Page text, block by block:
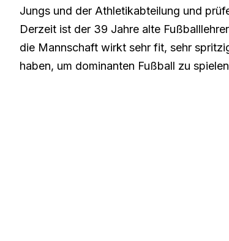
Jungs und der Athletikabteilung und
Derzeit ist der 39 Jahre alte
die Mannschaft wirkt sehr fit, sehr
haben, um dominanten Fußball zu